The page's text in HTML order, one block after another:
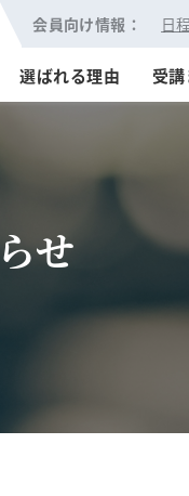
会員向け情報： 日
選ばれる理由 受
せ